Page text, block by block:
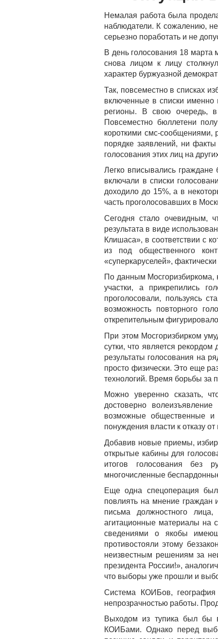
Немалая работа была
наблюдатели. К сожалению,
серьезно поработать и не
В день голосования 18 марта
снова лицом к лицу
характер буржуазной
Так, повсеместно в списках
включенные в списки именно
регионы. В свою очередь, в
Повсеместно бюллетени
короткими смс-сообщениями,
порядке заявлений, ни
голосования этих лиц на
Легко вписывались
включали в списки
доходило до 15%, а в
часть проголосовавших в
Сегодня стало очевидным,
результата в виде
Клишаса», в соответствии с
из под общественного
«суперкаруселей»,
По данным Мосгоризбиркома,
участки, а прикрепились
проголосовали, пользуясь
возможность повторного
открепительным
При этом Мосгоризбирком
сутки, что является
результаты голосования на
просто физически. Это еще
технологий. Время борьбы за
Можно уверенно сказать,
достоверно
возможные общественные и
понуждения власти к отказу от
Добавив новые приемы,
открытые кабины для
итогов голосования без
многочисленные
Еще одна спецоперация
повлиять на мнение граждан
письма должностного
агитационные материалы на
сведениями о якобы
противостояли этому
неизвестным решениям за
президента России!»,
что выборы уже прошли и
Система КОИБов, география
непрозрачностью работы.
Выходом из тупика был бы
КОИБами. Однако перед